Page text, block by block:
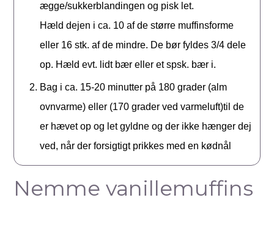
ægge/sukkerblandingen og pisk let.
Hæld dejen i ca. 10 af de større muffinsforme
eller 16 stk. af de mindre. De bør fyldes 3/4 dele
op. Hæld evt. lidt bær eller et spsk. bær i.
Bag i ca. 15-20 minutter på 180 grader (alm
ovnvarme) eller (170 grader ved varmeluft)til de
er hævet op og let gyldne og der ikke hænger dej
ved, når der forsigtigt prikkes med en kødnål
Nemme vanillemuffins